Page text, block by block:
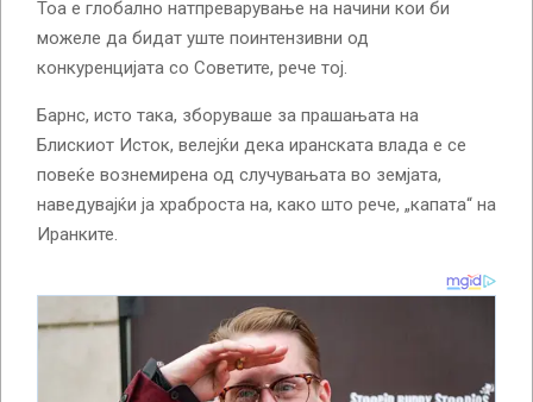
Тоа е глобално натпреварување на начини кои би
можеле да бидат уште поинтензивни од
конкуренцијата со Советите, рече тој.
Барнс, исто така, зборуваше за прашањата на
Блискиот Исток, велејќи дека иранската влада е се
повеќе вознемирена од случувањата во земјата,
наведувајќи ја храброста на, како што рече, „капата“ на
Иранките.